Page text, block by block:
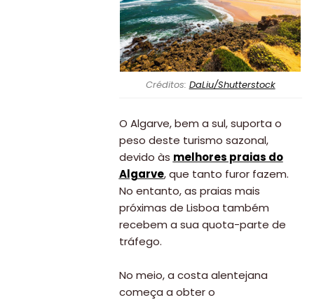
Créditos: DaLiu/Shutterstock
O Algarve, bem a sul, suporta o
peso deste turismo sazonal,
devido às melhores praias do
Algarve, que tanto furor fazem.
No entanto, as praias mais
próximas de Lisboa também
recebem a sua quota-parte de
tráfego.
No meio, a costa alentejana
começa a obter o